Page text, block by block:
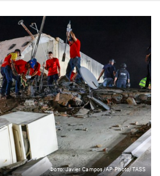
Фото: Javier Campos/AP Photo/TASS